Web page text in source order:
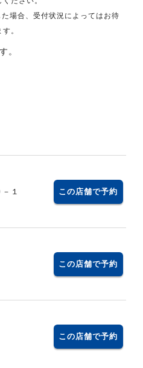
場合、受付状況によってはお待
。
。
１ この店舗で予約
この店舗で予約
この店舗で予約